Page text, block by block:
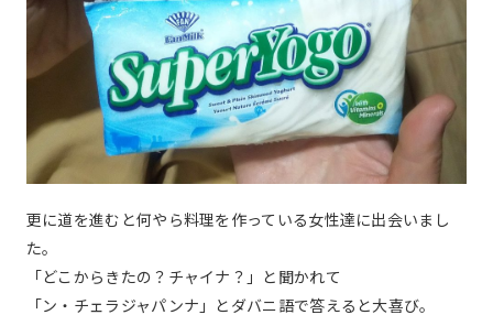
更に道を進むと何やら料理を作っている女性達に出会いまし
た。
「どこからきたの？チャイナ？」と聞かれて
「ン・チェラジャパンナ」とダバニ語で答えると大喜び。